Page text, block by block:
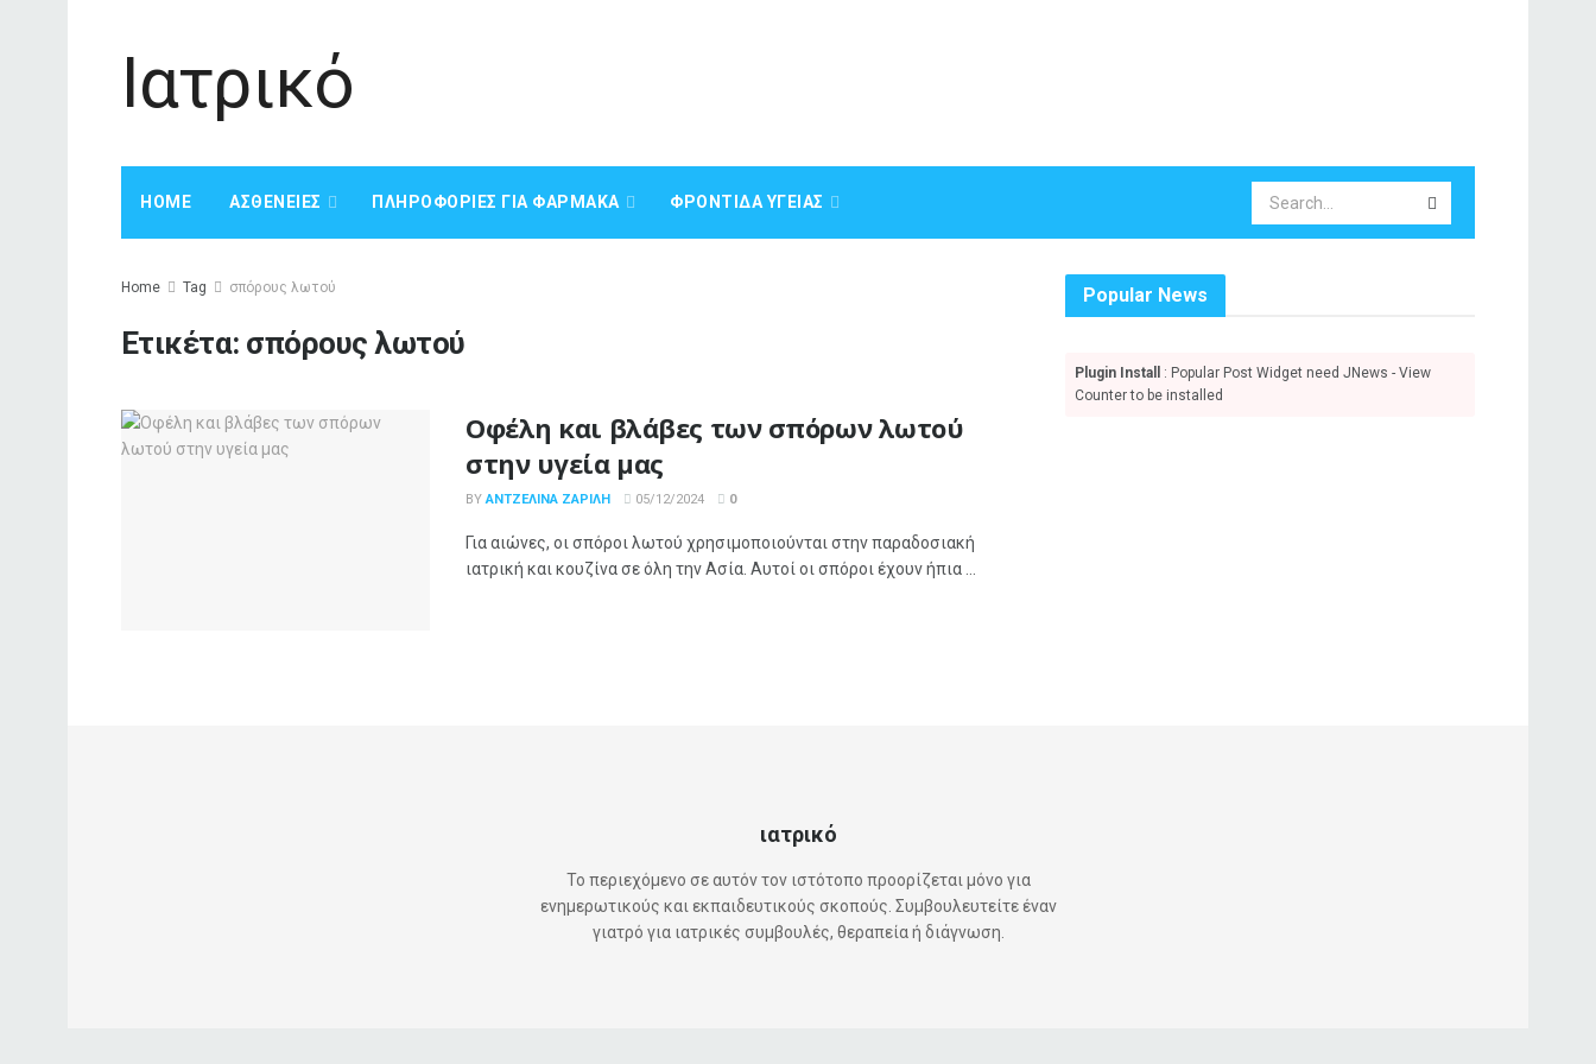
Ιατρικό
HOME ΑΣΘΈΝΕΙΕΣ ΠΛΗΡΟΦΟΡΊΕΣ ΓΙΑ ΦΆΡΜΑΚΑ ΦΡΟΝΤΊΔΑ ΥΓΕΊΑΣ
Home Tag σπόρους λωτού
Ετικέτα: σπόρους λωτού
Οφέλη και βλάβες των σπόρων λωτού
στην υγεία μας
BY ΑΝΤΖΕΛΊΝΑ ΖΑΡΊΛΗ 05/12/2024 0
Για αιώνες, οι σπόροι λωτού χρησιμοποιούνται στην παραδοσιακή
ιατρική και κουζίνα σε όλη την Ασία. Αυτοί οι σπόροι έχουν ήπια ...
Popular News
Plugin Install
: Popular Post Widget need JNews - View
Counter to be installed
ιατρικό
Το περιεχόμενο σε αυτόν τον ιστότοπο προορίζεται μόνο για
ενημερωτικούς και εκπαιδευτικούς σκοπούς. Συμβουλευτείτε έναν
γιατρό για ιατρικές συμβουλές, θεραπεία ή διάγνωση.